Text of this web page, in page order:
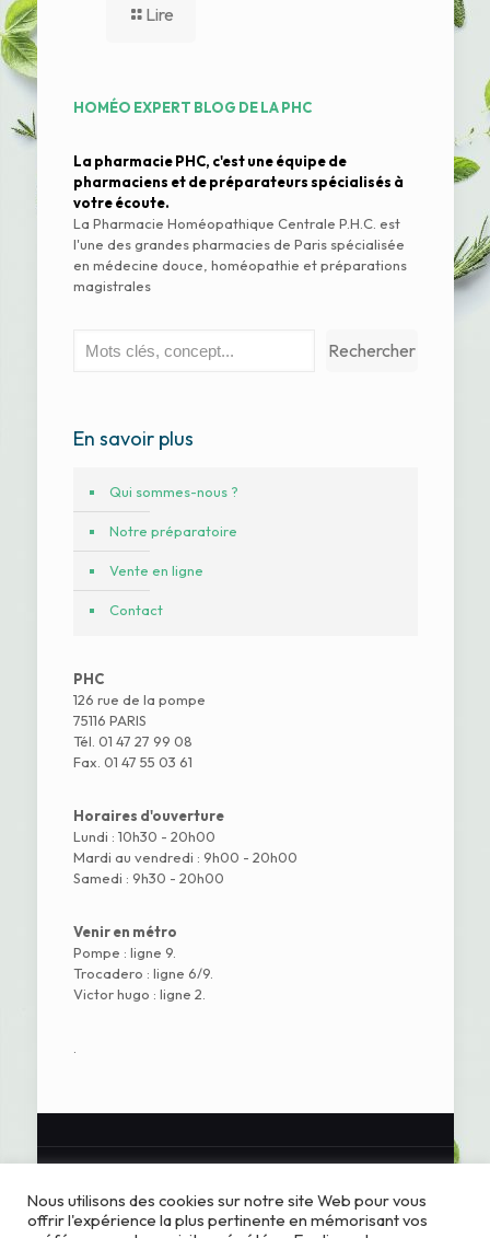
Lire
HOMÉO EXPERT BLOG DE LA PHC
La pharmacie PHC, c'est une équipe de
pharmaciens et de préparateurs spécialisés à
votre écoute.
La Pharmacie Homéopathique Centrale P.H.C. est
l'une des grandes pharmacies de Paris spécialisée
en médecine douce, homéopathie et préparations
magistrales
Rechercher Rechercher
En savoir plus
Qui sommes-nous ?
Notre préparatoire
Vente en ligne
Contact
PHC
126 rue de la pompe
75116 PARIS
Tél. 01 47 27 99 08
Fax. 01 47 55 03 61
Horaires d'ouverture
Lundi : 10h30 - 20h00
Mardi au vendredi : 9h00 - 20h00
Samedi : 9h30 - 20h00
Venir en métro
Pompe : ligne 9.
Trocadero : ligne 6/9.
Victor hugo : ligne 2.
.
Nous utilisons des cookies sur notre site Web pour vous
offrir l'expérience la plus pertinente en mémorisant vos